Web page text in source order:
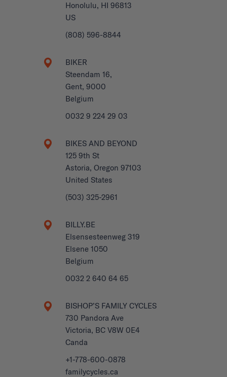
Honolulu, HI 96813
US
(808) 596-8844
BIKER
Steendam 16,
Gent, 9000
Belgium
0032 9 224 29 03
BIKES AND BEYOND
125 9th St
Astoria, Oregon 97103
United States
(503) 325-2961
BILLY.BE
Elsensesteenweg 319
Elsene 1050
Belgium
0032 2 640 64 65
BISHOP’S FAMILY CYCLES
730 Pandora Ave
Victoria, BC V8W 0E4
Canda
+1-778-600-0878
familycycles.ca